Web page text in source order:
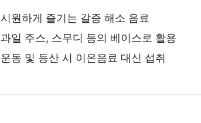
시원하게 즐기는 갈증 해소 음료
과일 주스, 스무디 등의 베이스로 활용
운동 및 등산 시 이온음료 대신 섭취